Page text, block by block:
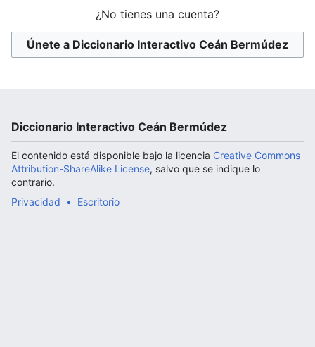
Abrir menú principal
¿No tienes una cuenta?
Únete a Diccionario Interactivo Ceán Bermúdez
Diccionario Interactivo Ceán Bermúdez
El contenido está disponible bajo la licencia Creative Commons
Attribution-ShareAlike License, salvo que se indique lo
contrario.
Privacidad
Escritorio